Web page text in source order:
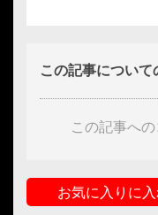
この記事について
この記事へ
お気に入りに入